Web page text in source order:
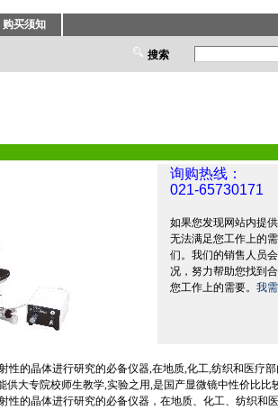
购买须知
搜索
询购热线：
021-65730171
如果您发现网站内提
无法满足您工作上的
们。我们的销售人员
况，努力帮助您找到
您工作上的需要。 我
性的晶体进行研究的必备仪器,在地质,化工,纺织和医疗
供大专院校师生教学,实验之用,是国产显微镜中性价比比
性的晶体进行研究的必备仪器，在地质、化工、纺织和